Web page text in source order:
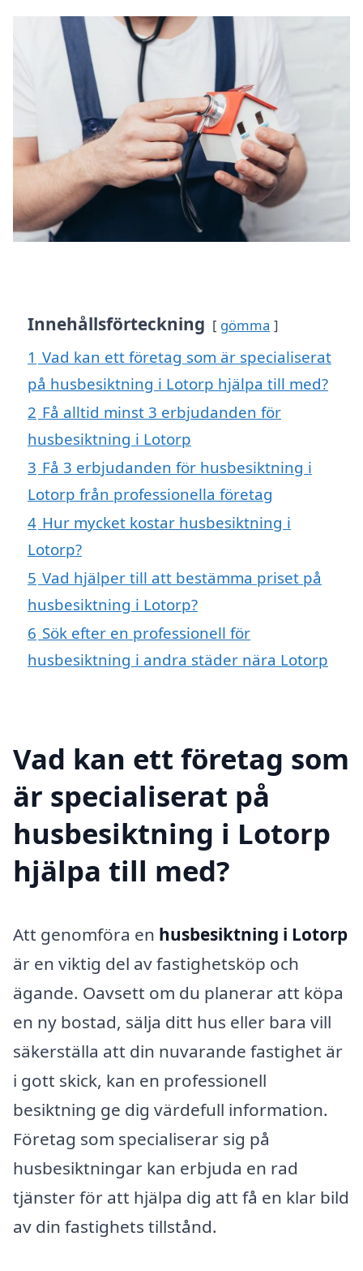
Innehållsförteckning gömma
1 Vad kan ett företag som är specialiserat
på husbesiktning i Lotorp hjälpa till med?
2 Få alltid minst 3 erbjudanden för
husbesiktning i Lotorp
3 Få 3 erbjudanden för husbesiktning i
Lotorp från professionella företag
4 Hur mycket kostar husbesiktning i
Lotorp?
5 Vad hjälper till att bestämma priset på
husbesiktning i Lotorp?
6 Sök efter en professionell för
husbesiktning i andra städer nära Lotorp
Vad kan ett företag som
är specialiserat på
husbesiktning i Lotorp
hjälpa till med?
Att genomföra en husbesiktning i Lotorp
är en viktig del av fastighetsköp och
ägande. Oavsett om du planerar att köpa
en ny bostad, sälja ditt hus eller bara vill
säkerställa att din nuvarande fastighet är
i gott skick, kan en professionell
besiktning ge dig värdefull information.
Företag som specialiserar sig på
husbesiktningar kan erbjuda en rad
tjänster för att hjälpa dig att få en klar bild
av din fastighets tillstånd.